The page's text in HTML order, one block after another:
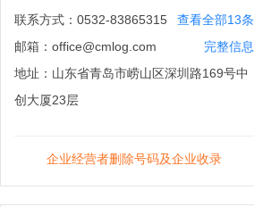
联系方式： 0532-83865315
查看全部13条
邮箱： office@cmlog.com
完整信息
地址： 山东省青岛市崂山区深圳路169号中
创大厦23层
企业经营者删除号码及企业收录